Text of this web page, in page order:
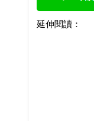
延伸閱讀：